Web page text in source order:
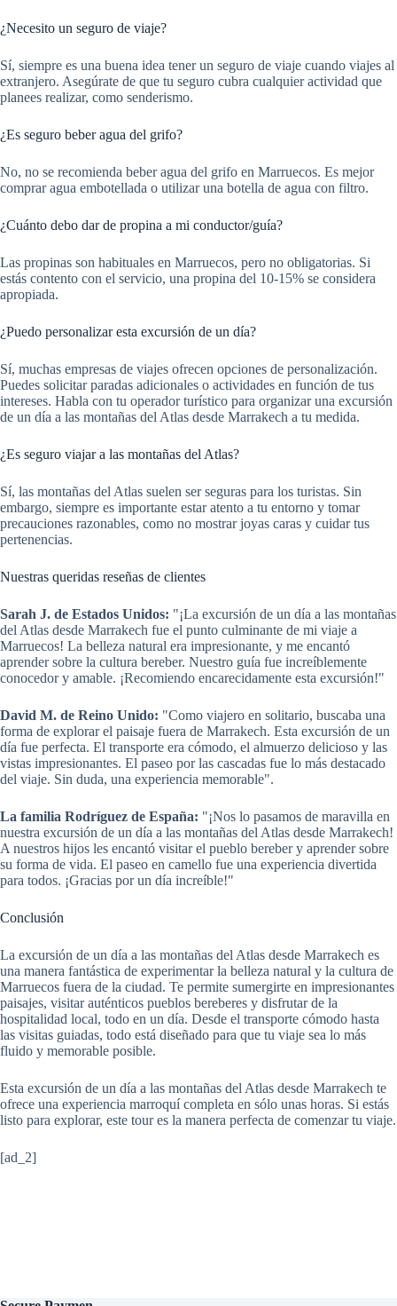
¿Necesito un seguro de viaje?
Sí, siempre es una buena idea tener un seguro de viaje cuando viajes al
extranjero. Asegúrate de que tu seguro cubra cualquier actividad que
planees realizar, como senderismo.
¿Es seguro beber agua del grifo?
No, no se recomienda beber agua del grifo en Marruecos. Es mejor
comprar agua embotellada o utilizar una botella de agua con filtro.
¿Cuánto debo dar de propina a mi conductor/guía?
Las propinas son habituales en Marruecos, pero no obligatorias. Si
estás contento con el servicio, una propina del 10-15% se considera
apropiada.
¿Puedo personalizar esta excursión de un día?
Sí, muchas empresas de viajes ofrecen opciones de personalización.
Puedes solicitar paradas adicionales o actividades en función de tus
intereses. Habla con tu operador turístico para organizar una excursión
de un día a las montañas del Atlas desde Marrakech a tu medida.
¿Es seguro viajar a las montañas del Atlas?
Sí, las montañas del Atlas suelen ser seguras para los turistas. Sin
embargo, siempre es importante estar atento a tu entorno y tomar
precauciones razonables, como no mostrar joyas caras y cuidar tus
pertenencias.
Nuestras queridas reseñas de clientes
Sarah J. de Estados Unidos: "¡La excursión de un día a las montañas
del Atlas desde Marrakech fue el punto culminante de mi viaje a
Marruecos! La belleza natural era impresionante, y me encantó
aprender sobre la cultura bereber. Nuestro guía fue increíblemente
conocedor y amable. ¡Recomiendo encarecidamente esta excursión!"
David M. de Reino Unido: "Como viajero en solitario, buscaba una
forma de explorar el paisaje fuera de Marrakech. Esta excursión de un
día fue perfecta. El transporte era cómodo, el almuerzo delicioso y las
vistas impresionantes. El paseo por las cascadas fue lo más destacado
del viaje. Sin duda, una experiencia memorable".
La familia Rodríguez de España: "¡Nos lo pasamos de maravilla en
nuestra excursión de un día a las montañas del Atlas desde Marrakech!
A nuestros hijos les encantó visitar el pueblo bereber y aprender sobre
su forma de vida. El paseo en camello fue una experiencia divertida
para todos. ¡Gracias por un día increíble!"
Conclusión
La excursión de un día a las montañas del Atlas desde Marrakech es
una manera fantástica de experimentar la belleza natural y la cultura de
Marruecos fuera de la ciudad. Te permite sumergirte en impresionantes
paisajes, visitar auténticos pueblos bereberes y disfrutar de la
hospitalidad local, todo en un día. Desde el transporte cómodo hasta
las visitas guiadas, todo está diseñado para que tu viaje sea lo más
fluido y memorable posible.
Esta excursión de un día a las montañas del Atlas desde Marrakech te
ofrece una experiencia marroquí completa en sólo unas horas. Si estás
listo para explorar, este tour es la manera perfecta de comenzar tu viaje.
[ad_2]